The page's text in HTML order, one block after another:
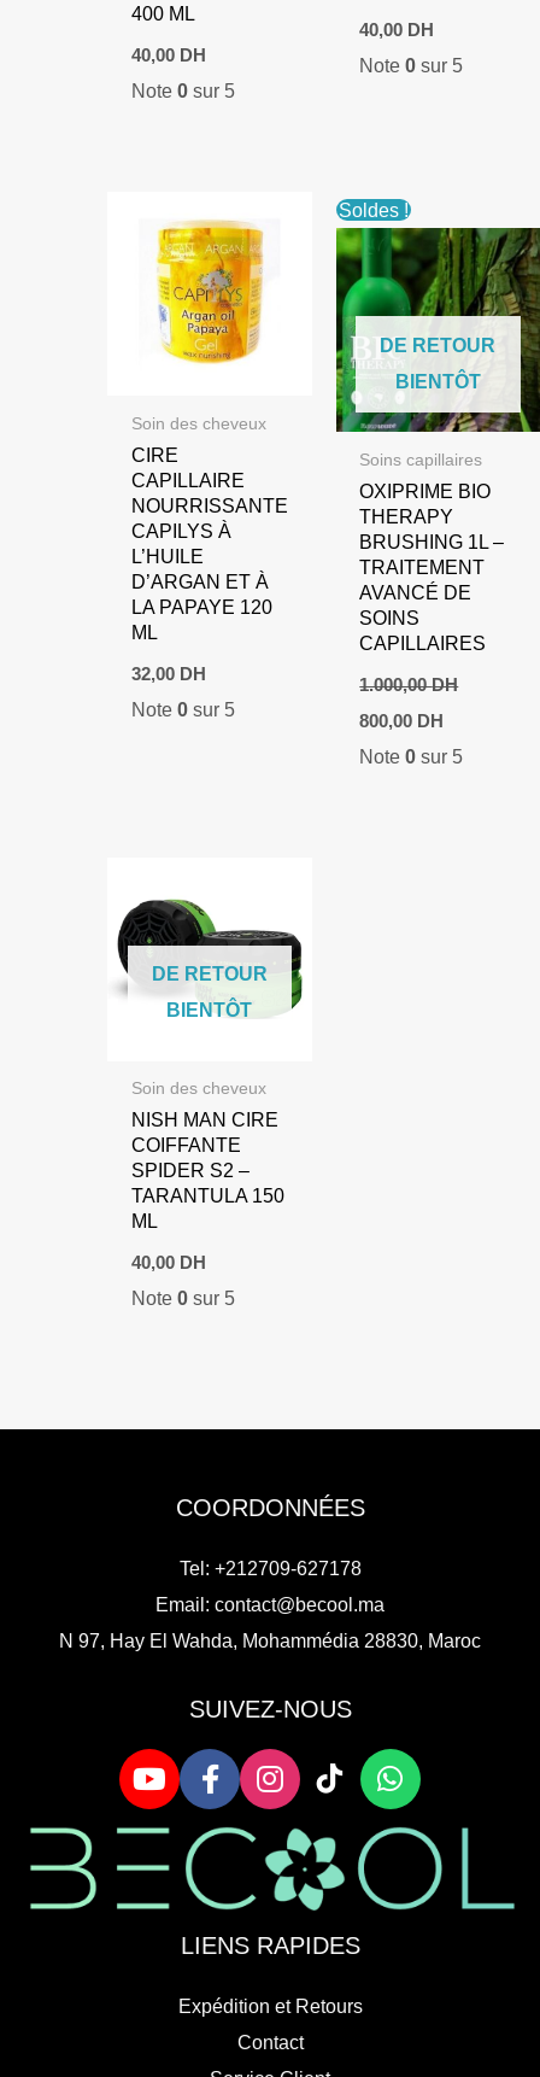
400 ML
40,00 DH
Note 0sur 5
40,00 DH
Note0 sur 5
Soin des cheveux
CIRE
CAPILLAIRE
NOURRISSANTE
CAPILYS À
L’HUILE
D’ARGAN ET À
LA PAPAYE 120
ML
32,00 DH
Note 0sur 5
Soldes !
DE RETOUR
BIENTÔT
Soins capillaires
OXIPRIME BIO
THERAPY
BRUSHING 1L –
TRAITEMENT
AVANCÉ DE
SOINS
CAPILLAIRES
1.000,00DH
Le
prix
initial
800,00 DH
actuel
Note0 sur 5
DE RETOUR
BIENTÔT
Soin des cheveux
NISH MAN CIRE
COIFFANTE
SPIDER S2 –
TARANTULA 150
ML
40,00 DH
Note 0sur 5
COORDONNÉES
Tel: +212709-627178
Email: contact@becool.ma
N 97, Hay El Wahda, Mohammédia 28830, Maroc
SUIVEZ-NOUS
LIENS RAPIDES
Expédition et Retours
Contact